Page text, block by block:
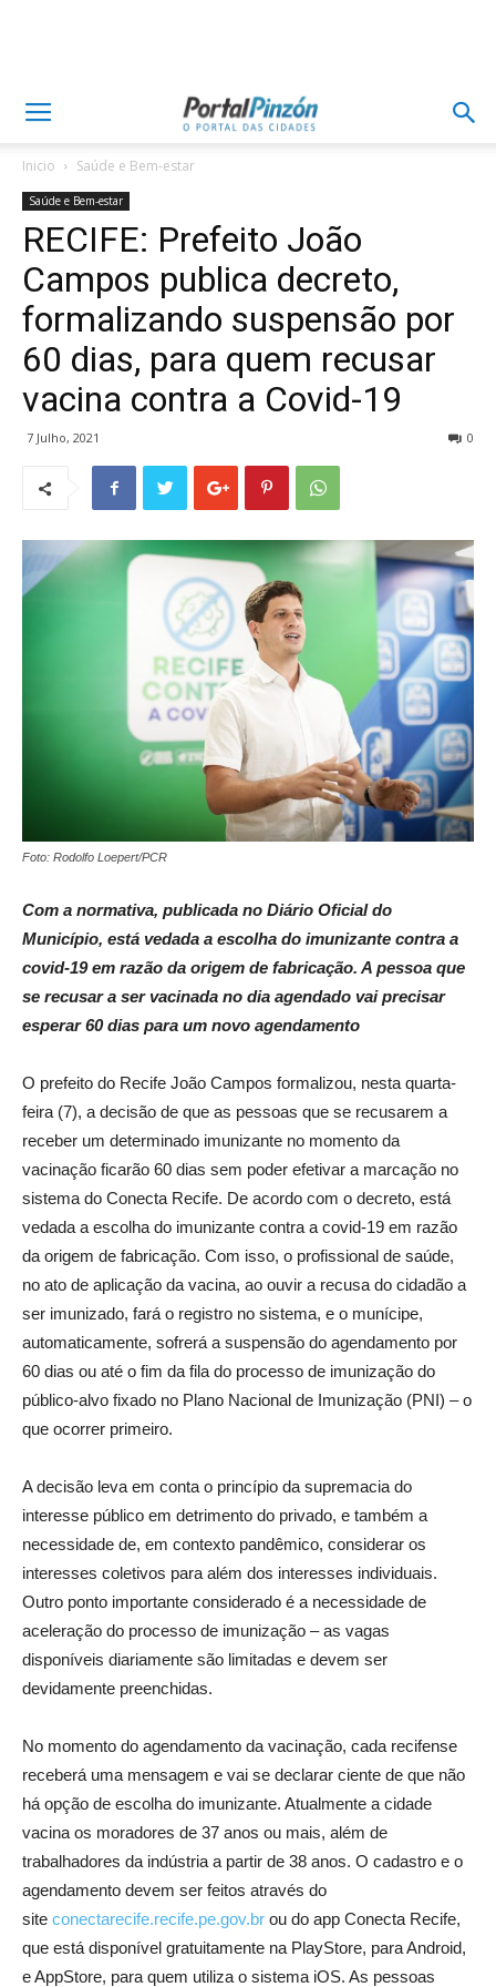
Inicio Saúde e Bem-estar
Saúde e Bem-estar
RECIFE: Prefeito João
Campos publica decreto,
formalizando suspensão por
60 dias, para quem recusar
vacina contra a Covid-19
7 Julho, 2021 0
Foto: Rodolfo Loepert/PCR
Com a normativa, publicada no Diário Oficial do
Município, está vedada a escolha do imunizante contra a
covid-19 em razão da origem de fabricação. A pessoa que
se recusar a ser vacinada no dia agendado vai precisar
esperar 60 dias para um novo agendamento
O prefeito do Recife João Campos formalizou, nesta quarta-
feira (7), a decisão de que as pessoas que se recusarem a
receber um determinado imunizante no momento da
vacinação ficarão 60 dias sem poder efetivar a marcação no
sistema do Conecta Recife. De acordo com o decreto, está
vedada a escolha do imunizante contra a covid-19 em razão
da origem de fabricação. Com isso, o profissional de saúde,
no ato de aplicação da vacina, ao ouvir a recusa do cidadão a
ser imunizado, fará o registro no sistema, e o munícipe,
automaticamente, sofrerá a suspensão do agendamento por
60 dias ou até o fim da fila do processo de imunização do
público-alvo fixado no Plano Nacional de Imunização (PNI) – o
que ocorrer primeiro.
A decisão leva em conta o princípio da supremacia do
interesse público em detrimento do privado, e também a
necessidade de, em contexto pandêmico, considerar os
interesses coletivos para além dos interesses individuais.
Outro ponto importante considerado é a necessidade de
aceleração do processo de imunização – as vagas
disponíveis diariamente são limitadas e devem ser
devidamente preenchidas.
No momento do agendamento da vacinação, cada recifense
receberá uma mensagem e vai se declarar ciente de que não
há opção de escolha do imunizante. Atualmente a cidade
vacina os moradores de 37 anos ou mais, além de
trabalhadores da indústria a partir de 38 anos. O cadastro e o
agendamento devem ser feitos através do
site conectarecife.recife.pe.gov.br ou do app Conecta Recife,
que está disponível gratuitamente na PlayStore, para Android,
e AppStore, para quem utiliza o sistema iOS. As pessoas